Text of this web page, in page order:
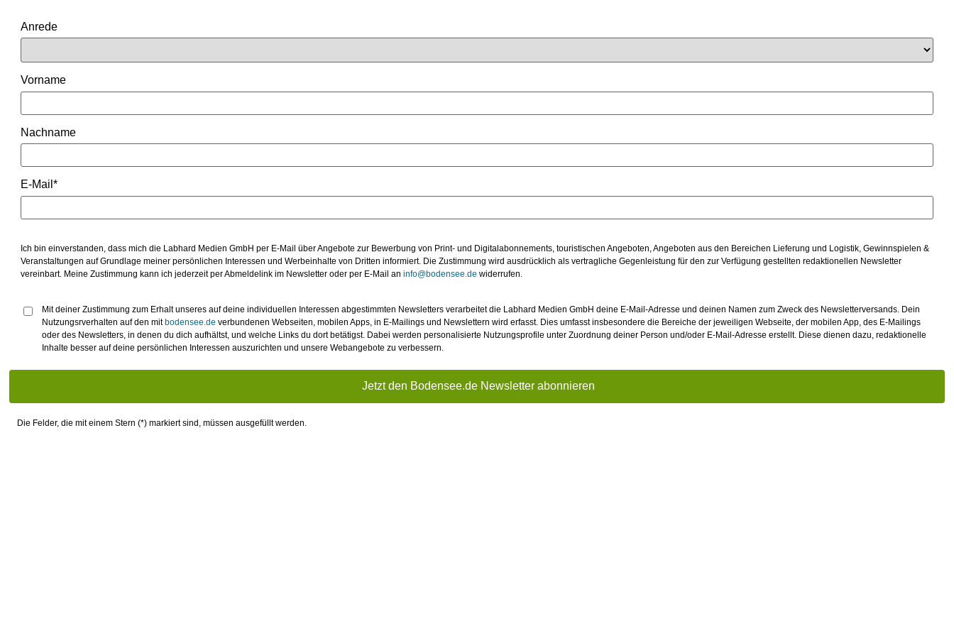
Anrede
Vorname
Nachname
E-Mail*
Ich bin einverstanden, dass mich die Labhard Medien GmbH per E-Mail über Angebote zur Bewerbung von Print- und Digitalabonnements, touristischen Angeboten, Angeboten aus den Bereichen Lieferung und Logistik, Gewinnspielen &
Veranstaltungen auf Grundlage meiner persönlichen Interessen und Werbeinhalte von Dritten informiert. Die Zustimmung wird ausdrücklich als vertragliche Gegenleistung für den zur Verfügung gestellten redaktionellen Newsletter
vereinbart. Meine Zustimmung kann ich jederzeit per Abmeldelink im Newsletter oder per E-Mail an info@bodensee.de widerrufen.
Mit deiner Zustimmung zum Erhalt unseres auf deine individuellen Interessen abgestimmten Newsletters verarbeitet die Labhard Medien GmbH deine E-Mail-Adresse und deinen Namen zum Zweck des Newsletterversands. Dein
Nutzungsrverhalten auf den mitbodensee.de verbundenen Webseiten, mobilen Apps, in E-Mailings und Newslettern wird erfasst. Dies umfasst insbesondere die Bereiche der jeweiligen Webseite, der mobilen App, des E-Mailings
oder des Newsletters, in denen du dich aufhältst, und welche Links du dort betätigst. Dabei werden personalisierte Nutzungsprofile unter Zuordnung deiner Person und/oder E-Mail-Adresse erstellt. Diese dienen dazu, redaktionelle
Inhalte besser auf deine persönlichen Interessen auszurichten und unsere Webangebote zu verbessern.
Die Felder, die mit einem Stern (*) markiert sind, müssen ausgefüllt werden.